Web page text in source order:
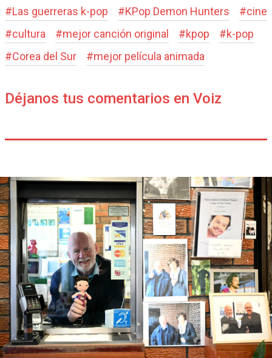
#Las guerreras k-pop #KPop Demon Hunters #cine
#cultura #mejor canción original #kpop #k-pop
#Corea del Sur #mejor película animada
Déjanos tus comentarios en Voiz